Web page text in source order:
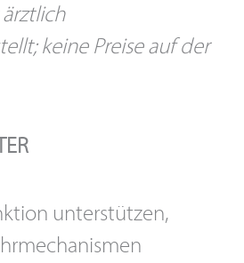
keine Preise auf der
unterstützen,